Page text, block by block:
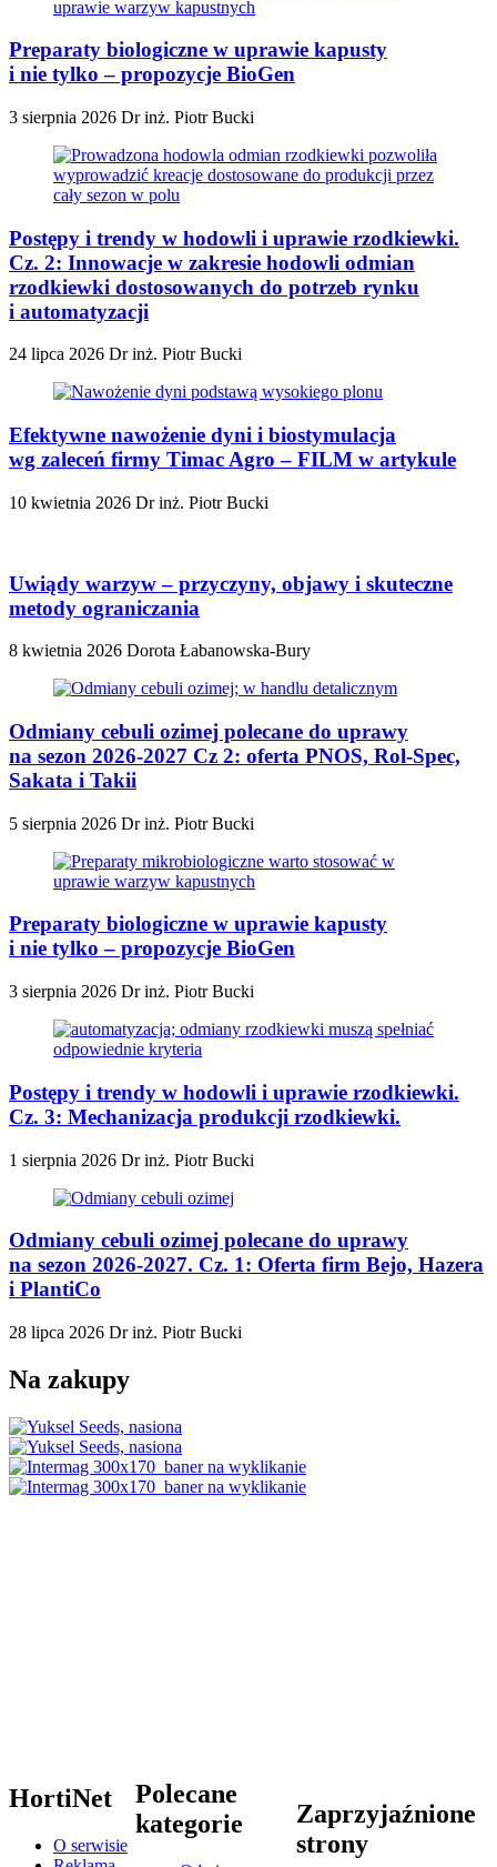
Preparaty biologiczne w uprawie kapusty
i nie tylko – propozycje BioGen
3 sierpnia 2026 Dr inż. Piotr Bucki
Postępy i trendy w hodowli i uprawie rzodkiewki.
Cz. 2: Innowacje w zakresie hodowli odmian
rzodkiewki dostosowanych do potrzeb rynku
i automatyzacji
24 lipca 2026 Dr inż. Piotr Bucki
Efektywne nawożenie dyni i biostymulacja
wg zaleceń firmy Timac Agro – FILM w artykule
10 kwietnia 2026 Dr inż. Piotr Bucki
Uwiądy warzyw – przyczyny, objawy i skuteczne
metody ograniczania
8 kwietnia 2026 Dorota Łabanowska-Bury
Odmiany cebuli ozimej polecane do uprawy
na sezon 2026-2027 Cz 2: oferta PNOS, Rol-Spec,
Sakata i Takii
5 sierpnia 2026 Dr inż. Piotr Bucki
Preparaty biologiczne w uprawie kapusty
i nie tylko – propozycje BioGen
3 sierpnia 2026 Dr inż. Piotr Bucki
Postępy i trendy w hodowli i uprawie rzodkiewki.
Cz. 3: Mechanizacja produkcji rzodkiewki.
1 sierpnia 2026 Dr inż. Piotr Bucki
Odmiany cebuli ozimej polecane do uprawy
na sezon 2026-2027. Cz. 1: Oferta firm Bejo, Hazera
i PlantiCo
28 lipca 2026 Dr inż. Piotr Bucki
Na zakupy
HortiNet
O serwisie
Polecane
kategorie
Zaprzyjaźnione
strony